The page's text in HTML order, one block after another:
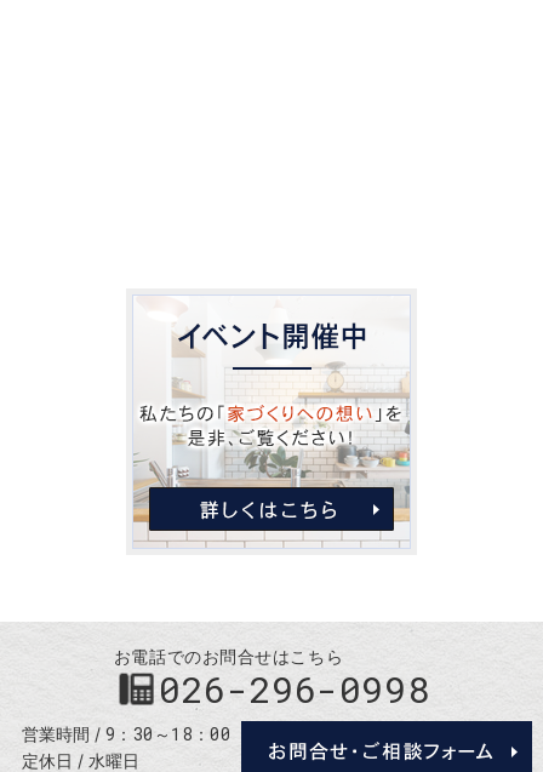
お電話でのお問合せはこちら
026-296-0998
営業時間 9：30～18：00
定休日 水曜日